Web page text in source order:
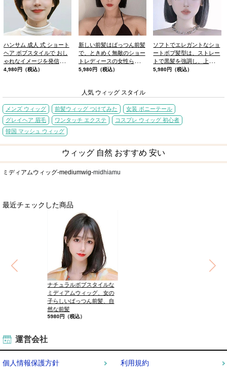
ハンサム 成人 式 ショート
ヘア ボブスタイルで おし
ゃれなイメージを発信しま
す
4,980円（税込）
新しい前髪はぱっつん前髪
で、ときめく無敵のショー
トレディースの女性らしい
スタイルです
5,980円（税込）
ソフトでエレガントなショ
ートボブ髪型は、ストレー
トで黒髪を強調し、上品な
雰囲気を与えます
5,980円（税込）
人気 ウィッグ スタイル
メンズ ウィッグ 前髪ウィッグ つけてみた
女装 ポニーテール
グレイヘア 眉毛
ワンタッチ エクステ
コスプレ ウィッグ 初心者
韓国 マッシュ ウィッグ
ウィッグ 自然 おすすめ 安い
ミディアムウィッグ-mediumwig-midhiamu
最近チェックした商品
ナチュラルボブスタイルな
ミディアムウィッグ、女の
子らしいぱっつん前髪、自
運営会社
個人情報保護方針 利用規約